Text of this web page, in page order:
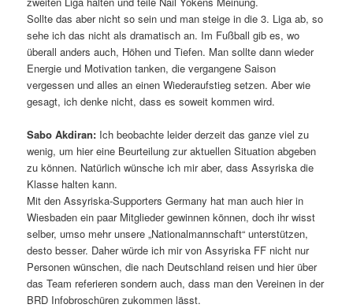
Sollte das aber nicht so sein und man steige in die 3. Liga ab, so
sehe ich das nicht als dramatisch an. Im Fußball gib es, wo
überall anders auch, Höhen und Tiefen. Man sollte dann wieder
Energie und Motivation tanken, die vergangene Saison
vergessen und alles an einen Wiederaufstieg setzen. Aber wie
gesagt, ich denke nicht, dass es soweit kommen wird.
Sabo Akdiran: Ich beobachte leider derzeit das ganze viel zu
wenig, um hier eine Beurteilung zur aktuellen Situation abgeben
zu können. Natürlich wünsche ich mir aber, dass Assyriska die
Klasse halten kann.
Mit den Assyriska-Supporters Germany hat man auch hier in
Wiesbaden ein paar Mitglieder gewinnen können, doch ihr wisst
selber, umso mehr unsere „Nationalmannschaft“ unterstützen,
desto besser. Daher würde ich mir von Assyriska FF nicht nur
Personen wünschen, die nach Deutschland reisen und hier über
das Team referieren sondern auch, dass man den Vereinen in der
BRD Infobroschüren zukommen lässt.